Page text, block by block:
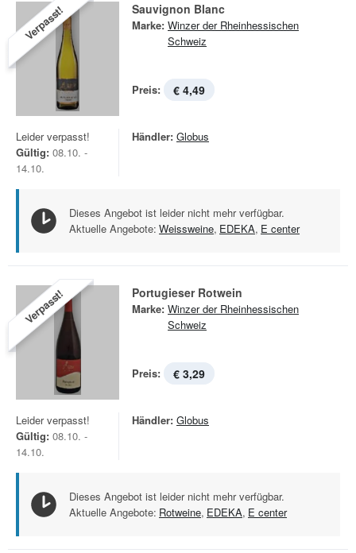
Verpasst! Sauvignon Blanc
Marke: Winzer der Rheinhessischen
Schweiz
Preis: € 4,49
Leider verpasst!
Gültig: 08.10. -
14.10.
Händler: Globus
Dieses Angebot ist leider nicht mehr verfügbar.
Aktuelle Angebote: Weissweine, EDEKA, E center
Verpasst! Portugieser Rotwein
Marke: Winzer der Rheinhessischen
Schweiz
Preis: € 3,29
Leider verpasst!
Gültig: 08.10. -
14.10.
Händler: Globus
Dieses Angebot ist leider nicht mehr verfügbar.
Aktuelle Angebote: Rotweine, EDEKA, E center